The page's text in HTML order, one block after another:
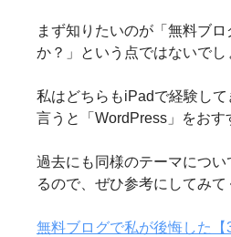
まず知りたいのが「無料ブ
か？」という点ではないでし
私はどちらもiPadで経験し
言うと「WordPress」をおす
過去にも同様のテーマにつ
るので、ぜひ参考にしてみて
無料ブログで私が後悔した【